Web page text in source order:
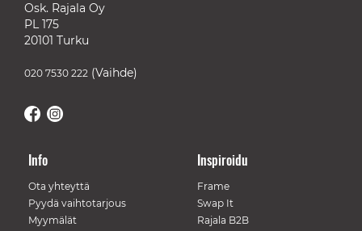
Osk. Rajala Oy
PL 175
20101 Turku
020 7530 222 (Vaihde)
Info
Ota yhteyttä
Pyydä vaihtotarjous
Myymälät
Inspiroidu
Frame
Swap It
Rajala B2B